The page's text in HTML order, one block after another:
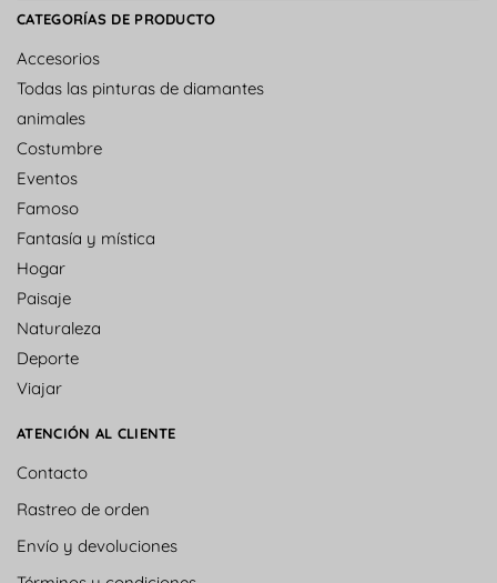
CATEGORÍAS DE PRODUCTO
Accesorios
Todas las pinturas de diamantes
animales
Costumbre
Eventos
Famoso
Fantasía y mística
Hogar
Paisaje
Naturaleza
Deporte
Viajar
ATENCIÓN AL CLIENTE
Contacto
Rastreo de orden
Envío y devoluciones